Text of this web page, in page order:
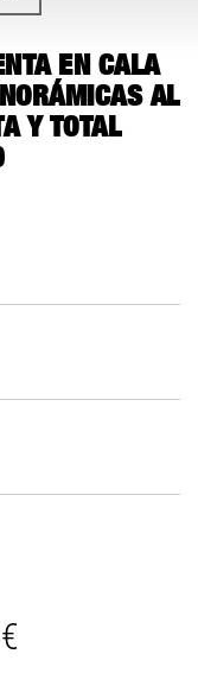
EN CALA
AL
Y TOTAL